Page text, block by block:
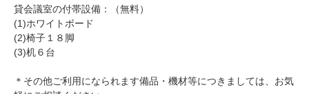
貸会議室の付帯設備：（無料）
(1)ホワイトボード
(2)椅子１８脚
(3)机６台
＊その他ご利用になられます備品・機材等につきましては、お気